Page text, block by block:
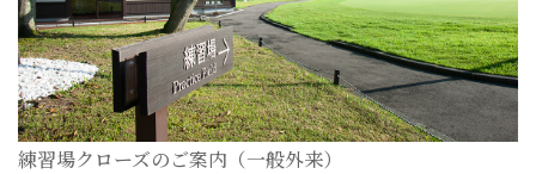
練習場クローズのご案内（一般外来）